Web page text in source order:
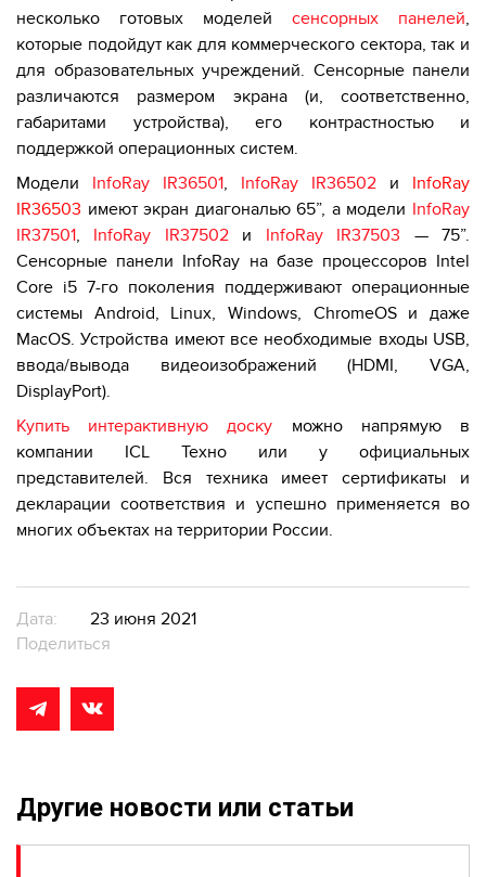
несколько готовых моделей сенсорных панелей,
которые подойдут как для коммерческого сектора, так и
для образовательных учреждений. Сенсорные панели
различаются размером экрана (и, соответственно,
габаритами устройства), его контрастностью и
поддержкой операционных систем.
Модели InfoRay IR36501, InfoRay IR36502 и
InfoRay
IR36503 имеют экран диагональю 65”, а модели InfoRay
IR37501, InfoRay IR37502и InfoRay IR37503 — 75”.
Сенсорные панели InfoRay на базе процессоров Intel
Core i5 7-го поколения поддерживают операционные
системы Android, Linux, Windows, ChromeOS и даже
MacOS. Устройства имеют все необходимые входы USB,
ввода/вывода видеоизображений (HDMI, VGA,
DisplayPort).
Купить интерактивную доску можно напрямую в
компании ICL Техно или у официальных
представителей. Вся техника имеет сертификаты и
декларации соответствия и успешно применяется во
многих объектах на территории России.
Дата:
23 июня 2021
Поделиться
Другие новости или статьи